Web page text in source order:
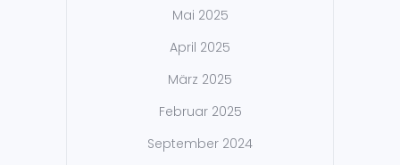
Mai 2025
April 2025
März 2025
Februar 2025
September 2024